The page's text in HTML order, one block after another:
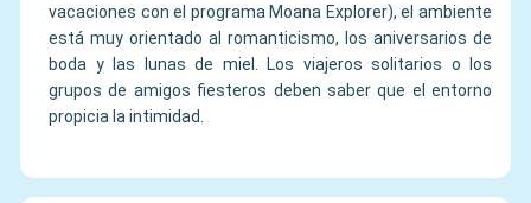
vacaciones con el programa Moana Explorer), el ambiente
está muy orientado al romanticismo, los aniversarios de
boda y las lunas de miel. Los viajeros solitarios o los
grupos de amigos fiesteros deben saber que el entorno
propicia la intimidad.